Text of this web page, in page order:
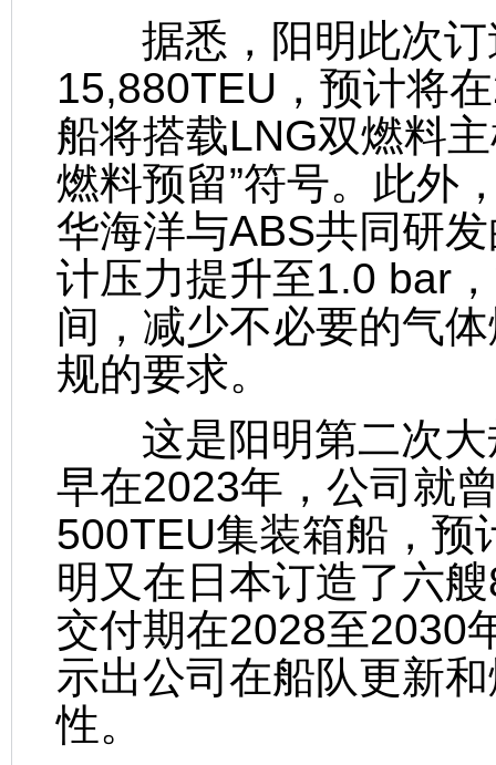
据悉，阳明此次订
15,880TEU，预计将
船将搭载LNG双燃料
燃料预留”符号。此外
华海洋与ABS共同研
计压力提升至1.0 bar
间，减少不必要的气
规的要求。
这是阳明第二次大
早在2023年，公司就
500TEU集装箱船，预
明又在日本订造了六
交付期在2028至2030
示出公司在船队更新
性。